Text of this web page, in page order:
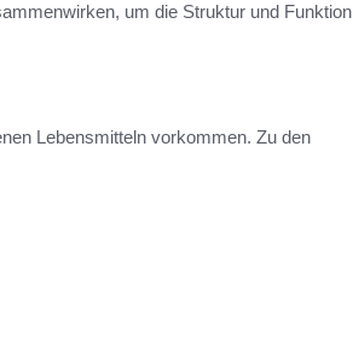
um die Struktur und Funktion
Lebensmitteln vorkommen. Zu den